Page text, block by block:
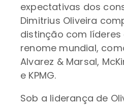
expectativas dos
Dimitrius Oliveira
distinção com
renome mundial,
Alvarez & Marsal,
e KPMG.
Sob a liderança de